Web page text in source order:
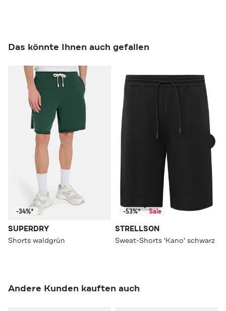
Das könnte Ihnen auch gefallen
-34%*
SUPERDRY
Shorts waldgrün
-53%* Sale
STRELLSON
Sweat-Shorts 'Kano' schwarz
Andere Kunden kauften auch